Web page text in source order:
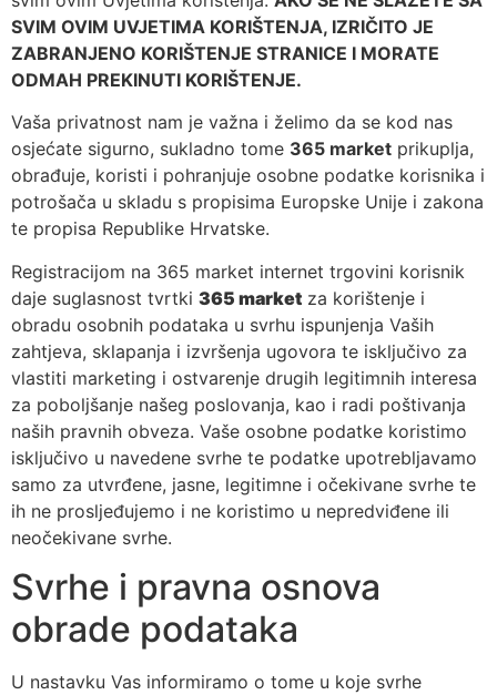
SVIM OVIM UVJETIMA KORIŠTENJA, IZRIČITO JE
ZABRANJENO KORIŠTENJE STRANICE I MORATE
ODMAH PREKINUTI KORIŠTENJE.
Vaša privatnost nam je važna i želimo da se kod nas
osjećate sigurno, sukladno tome 365 market prikuplja,
obrađuje, koristi i pohranjuje osobne podatke korisnika i
potrošača u skladu s propisima Europske Unije i zakona
te propisa Republike Hrvatske.
Registracijom na 365 market internet trgovini korisnik
daje suglasnost tvrtki 365 market za korištenje i
obradu osobnih podataka u svrhu ispunjenja Vaših
zahtjeva, sklapanja i izvršenja ugovora te isključivo za
vlastiti marketing i ostvarenje drugih legitimnih interesa
za poboljšanje našeg poslovanja, kao i radi poštivanja
naših pravnih obveza. Vaše osobne podatke koristimo
isključivo u navedene svrhe te podatke upotrebljavamo
samo za utvrđene, jasne, legitimne i očekivane svrhe te
ih ne prosljeđujemo i ne koristimo u nepredviđene ili
neočekivane svrhe.
Svrhe i pravna osnova
obrade podataka
U nastavku Vas informiramo o tome u koje svrhe